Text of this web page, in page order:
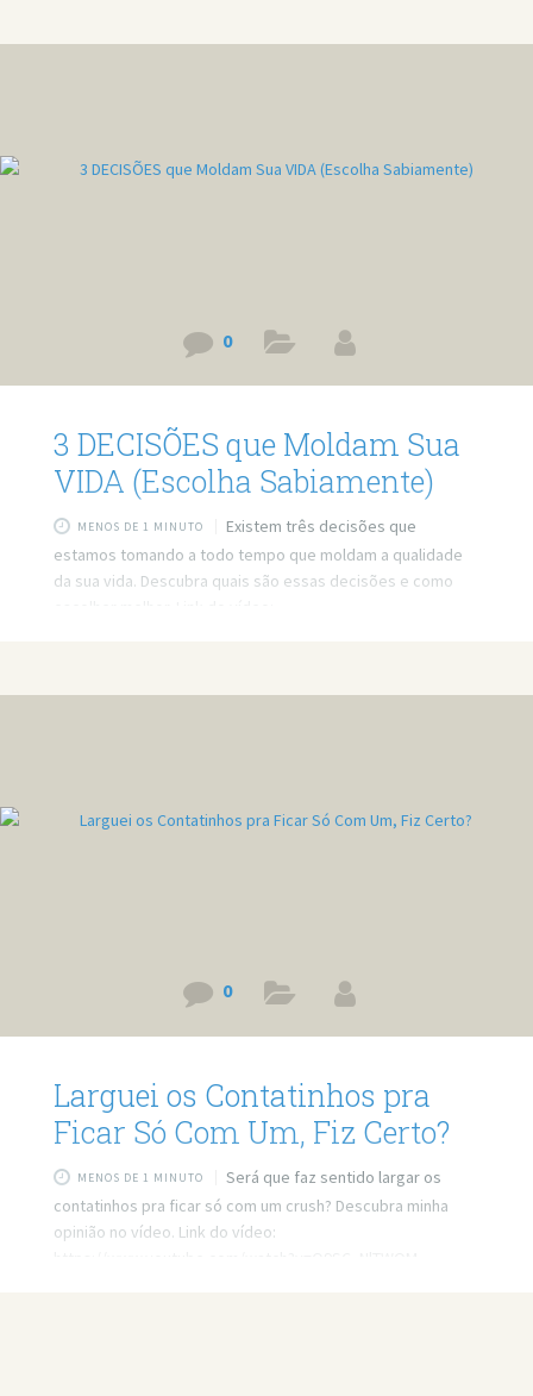
0
3 DECISÕES que Moldam Sua
VIDA (Escolha Sabiamente)
MENOS DE 1 MINUTO
Existem três decisões que
estamos tomando a todo tempo que moldam a qualidade
da sua vida. Descubra quais são essas decisões e como
0
Larguei os Contatinhos pra
Ficar Só Com Um, Fiz Certo?
MENOS DE 1 MINUTO
Será que faz sentido largar os
contatinhos pra ficar só com um crush? Descubra minha
opinião no vídeo. Link do vídeo: